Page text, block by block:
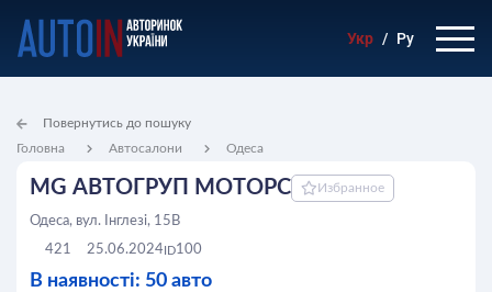
Укр / Ру
Головна Автосалони Одеса
Повернутись до пошуку
MG АВТОГРУП МОТОРС Избранное
В наявності: 50 авто
Одеса, вул. Інглезі, 15В
421
25.06.2024 ID100